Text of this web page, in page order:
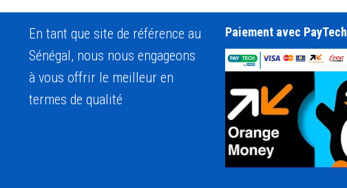
En tant que site de référence au
Sénégal, nous nous engageons
à vous offrir le meilleur en
termes de qualité
Paiement avec PayTech